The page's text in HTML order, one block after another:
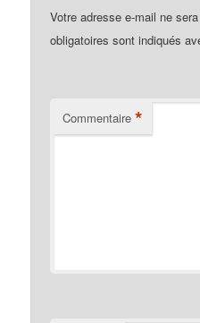
Votre adresse e-mail ne
obligatoires sont indiqués
Commentaire *